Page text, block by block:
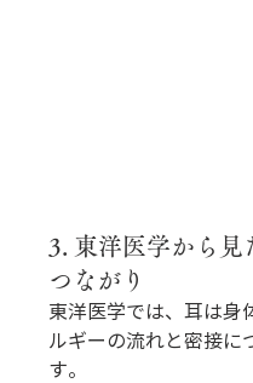
3. 東洋医学から見
つながり
東洋医学では、耳は身
ルギーの流れと密接に
す。